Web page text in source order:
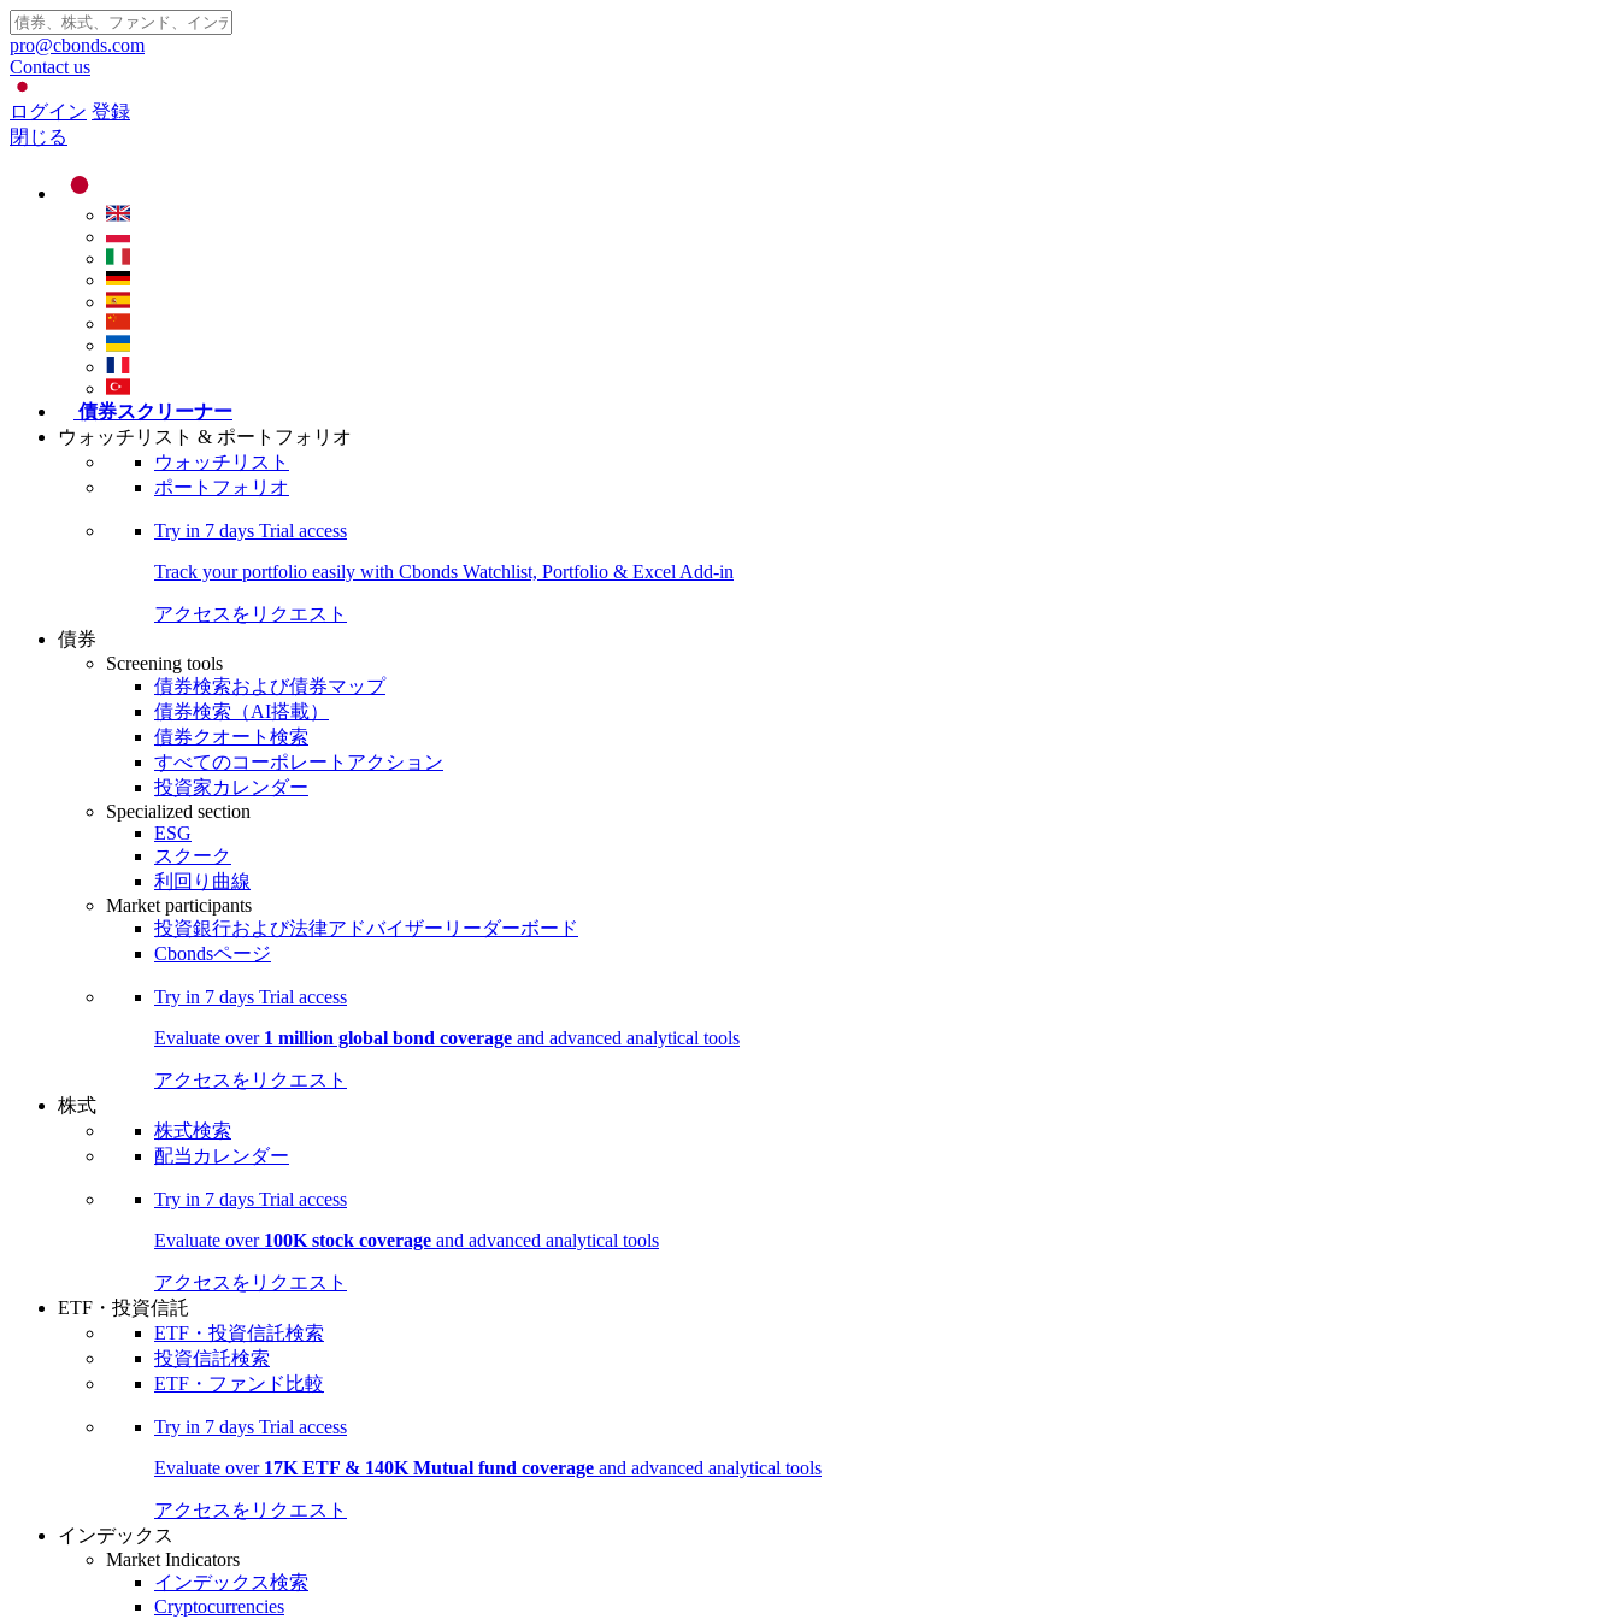
pro@cbonds.com
Contact us
ログイン 登録
閉じる
債券スクリーナー
ウォッチリスト & ポートフォリオ
ウォッチリスト
ポートフォリオ
Try in 7 days Trial access
Track your portfolio easily with Cbonds Watchlist, Portfolio & Excel Add-in
アクセスをリクエスト
債券
Screening tools
債券検索および債券マップ
債券検索（AI搭載）
債券クオート検索
すべてのコーポレートアクション
投資家カレンダー
Specialized section
ESG
スクーク
利回り曲線
Market participants
投資銀行および法律アドバイザーリーダーボード
Cbondsページ
Try in 7 days Trial access
Evaluate over 1 million global bond coverage and advanced analytical tools
アクセスをリクエスト
株式
株式検索
配当カレンダー
Try in 7 days Trial access
Evaluate over 100K stock coverage and advanced analytical tools
アクセスをリクエスト
ETF・投資信託
ETF・投資信託検索
投資信託検索
ETF・ファンド比較
Try in 7 days Trial access
Evaluate over 17K ETF & 140K Mutual fund coverage and advanced analytical tools
アクセスをリクエスト
インデックス
Market Indicators
インデックス検索
Cryptocurrencies